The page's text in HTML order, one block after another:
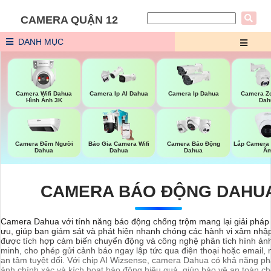
CAMERA QUẬN 12
DANH MỤC
Camera Wifi Dahua
Hình Ảnh 3K
Camera Ip AI Dahua Camera Ip Dahua
Camera
Camera Đếm Người
Dahua
Báo Gia Camera Wifi
Dahua
Camera Báo Động
Dahua
Lắp Camera
CAMERA BÁO ĐỘNG
Camera Dahua với tính năng báo động chống trộm mang lại giải
ưu, giúp bạn giám sát và phát hiện nhanh chóng các hành vi xâm
được tích hợp cảm biến chuyển động và công nghệ phân tích hình
minh, cho phép gửi cảnh báo ngay lập tức qua điện thoại hoặc email,
an tâm tuyệt đối. Với chip AI Wizsense, camera Dahua có khả năng